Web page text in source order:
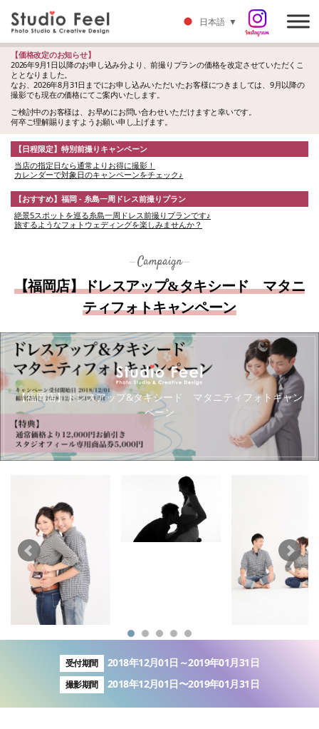
【価格改定のお知らせ】
2026年9月1日以降のお申し込み分より、前撮りプランの価格を改定させていただくこ
ととなりました。
なお、2026年8月31日までにお申し込みいただいたお客様につきましては、9月以降の
撮影でも現在の価格にてご案内いたします。
ご検討中のお客様は、お早めにお問い合わせいただけますと幸いです。
何卒ご理解賜りますようお願い申し上げます。
【日程限定】特別前撮りキャンペーン
当店の指定日なら通常よりお得に撮影！
カレンダーで対象日のキャンペーンをチェック♪
【おすすめ】福岡 - 糸島一周ドレス前撮りプラン
絶景5スポットを巡る糸島一周ドレス前撮りプランです♪
旅するようなフォトウェディングを楽しみませんか？
Campaign
【福岡店】ドレスアップ&タキシード マタニ
ティフォトキャンペーン
【福岡店】ドレスアップ&タキシード マタニティフォトキャン
ペーン
受付期間 2018年12月01日～2019年01月31日
撮影期間 2018年12月01日〜2019年01月31日
日本語 ▼